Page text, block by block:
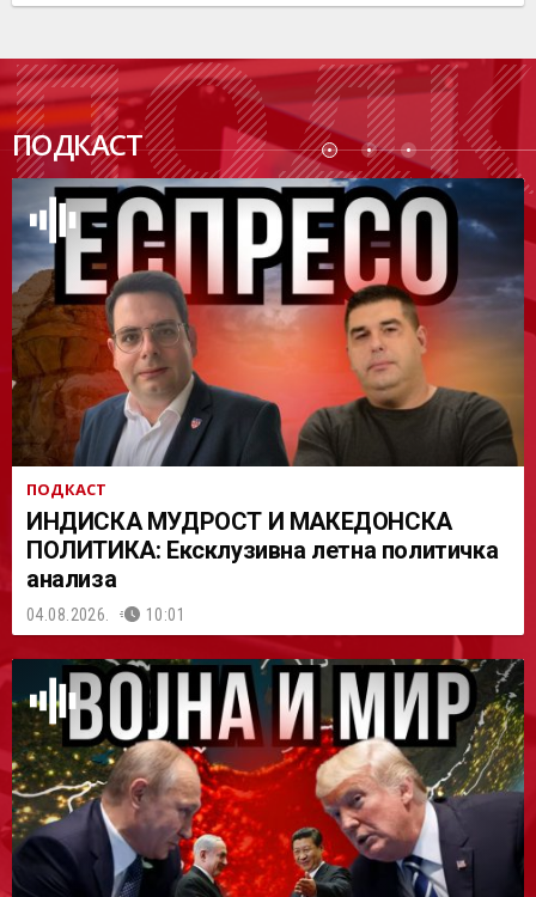
ПОДКАСТ
ПОДК
АСТ
ПОДКАСТ
ИНДИСКА МУДРОСТ И МАКЕДОНСКА
ПОЛИТИКА: Ексклузивна летна политичка
анализа
04.08.2026. 10:01